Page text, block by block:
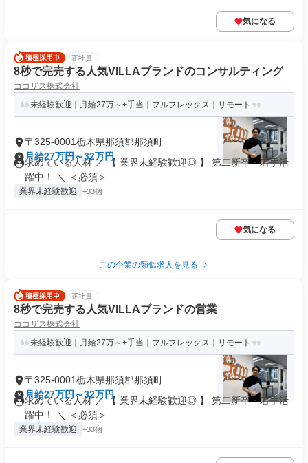
気になる
正社員
8秒で完売する人気VILLAブランドのコンサルティング
ココザス株式会社
未経験歓迎｜月給27万～+手当｜フルフレックス｜リモート
〒325-0001栃木県那須郡那須町
月給27万円～32万円
求めている人材 ／ 【 業界未経験歓迎◎ 】 第二新卒・若手活
躍中！ ＼ ＜必須＞ ...
業界未経験歓迎 +33個
気になる
この企業の類似求人を見る
正社員
8秒で完売する人気VILLAブランドの営業
ココザス株式会社
未経験歓迎｜月給27万～+手当｜フルフレックス｜リモート
〒325-0001栃木県那須郡那須町
月給27万円～32万円
求めている人材 ／ 【 業界未経験歓迎◎ 】 第二新卒・若手活
躍中！ ＼ ＜必須＞ ...
業界未経験歓迎 +33個